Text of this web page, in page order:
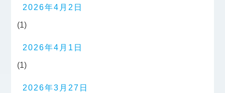
2026年4月2日
(1)
2026年4月1日
(1)
2026年3月27日